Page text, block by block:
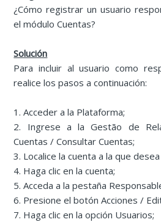
¿Cómo registrar un usuario
el módulo Cuentas?
Solución
Para incluir al usuario como
realice los pasos a continuación:
1. Acceder a la Plataforma;
2. Ingrese a la Gestão de
Cuentas / Consultar Cuentas;
3. Localice la cuenta a la que
4. Haga clic en la cuenta;
5. Acceda a la pestaña
6. Presione el botón Acciones /
7. Haga clic en la opción Usuarios;